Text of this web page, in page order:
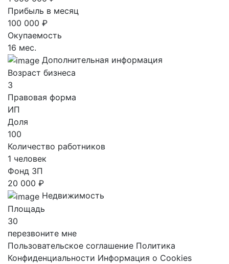
Прибыль в месяц
100 000 ₽
Окупаемость
16 мес.
Дополнительная информация
Возраст бизнеса
3
Правовая форма
ИП
Доля
100
Количество работников
1 человек
Фонд ЗП
20 000 ₽
Недвижимость
Площадь
30
перезвоните мне
Пользовательское соглашение Политика
Конфиденциальности Информация о Cookies